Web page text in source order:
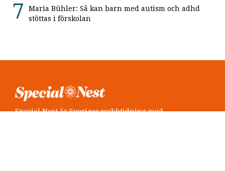
Maria Bühler: Så kan barn med autism och adhd
stöttas i förskolan
Special Nest är Sveriges webbtidning med